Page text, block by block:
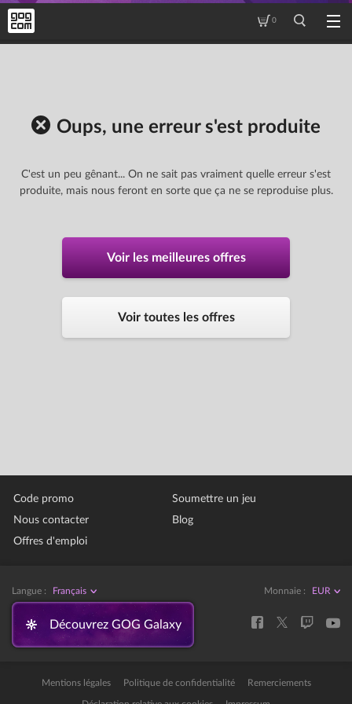
0
Oups, une erreur s'est produite
C'est un peu gênant... On ne sait pas vraiment quelle erreur s'est
produite, mais nous feront en sorte que ça ne se reproduise plus.
Voir les meilleures offres
Voir toutes les offres
Code promo
Nous contacter
Offres d'emploi
Soumettre un jeu
Blog
Langue : Français Monnaie :
Découvrez GOG Galaxy
Mentions légales Politique de confidentialité Remerciements